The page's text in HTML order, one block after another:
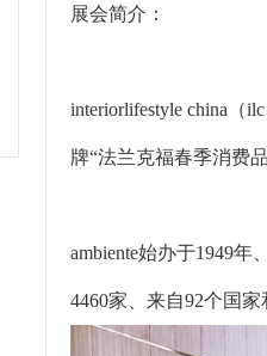
展会简介：
interiorlifestyle china（
牌“法兰克福春季消费
ambiente始办于1949
4460家、来自92个国